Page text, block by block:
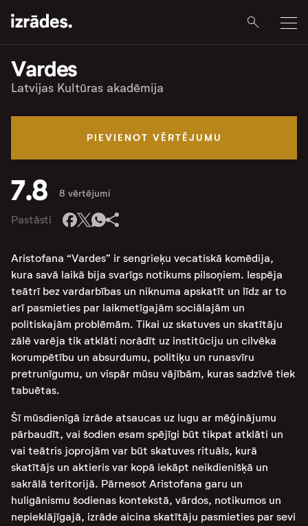
Vardes
Latvijas Kultūras akadēmija
PIEVIENOT VĒRTĒJUMU
7.8 8 vērtējumi
Pastāsti
Aristofana “Vardes” ir sengrieķu vecatiskā komēdija,
kura savā laikā bija svarīgs notikums pilsoņiem. Iespēja
teātrī bez vardarbības un niknuma apskatīt un līdz ar to
arī pasmieties par laikmetīgajām sociālajām un
politiskajām problēmām. Tikai uz skatuves un skatītāju
zālē varēja tik atklāti norādīt uz institūciju un cilvēka
korumpētību un absurdumu, politiķu un runasvīru
pretrunīgumu, un vispār mūsu vājībām, kuras sadzīvē tiek
tabuētas.
Šī mūsdienīgā izrāde atsaucas uz lugu ar mēģinājumu
pārbaudīt, vai šodien esam spējīgi būt tikpat atklāti un
vai teātris joprojām var būt skatuves rituāls, kurā
skatītājs un aktieris var kopā iekāpt neikdienišķā un
sakrālā teritorijā. Pārnesot Aristofana garu un
huligānismu šodienas kontekstā, vārdos, notikumos un
nepieklājīgajā, izrāde aicina skatītāju pasmieties par sevi